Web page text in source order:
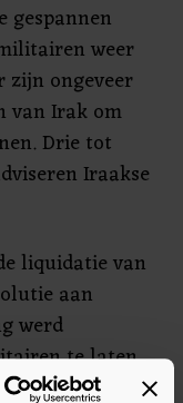
gespannen
weer
zijn ongeveer
van Irak om
Drie tot
Iraakse
liquidatie van
aan
werd
te laten
signaal" en "de